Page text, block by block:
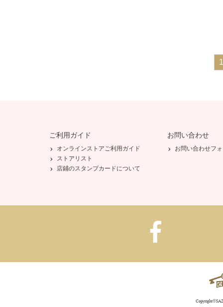
ご利用ガイド
オンラインストアご利用ガイド
ストアリスト
店鋪のスタンプカードについて
お問い合わせ
お問い合わせフ